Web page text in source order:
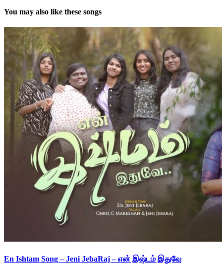
You may also like these songs
En Ishtam Song – Jeni JebaRaj – என் இஷ்டம் இதுவே